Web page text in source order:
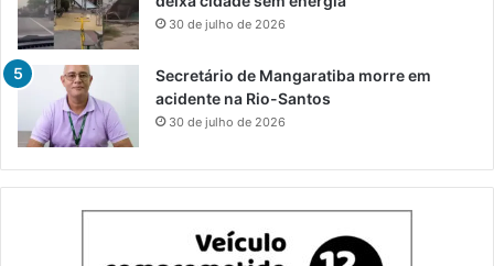
30 de julho de 2026
Secretário de Mangaratiba morre em
acidente na Rio-Santos
30 de julho de 2026